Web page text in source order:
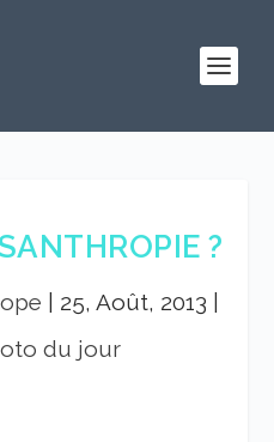
?
25, Août, 2013
du jour